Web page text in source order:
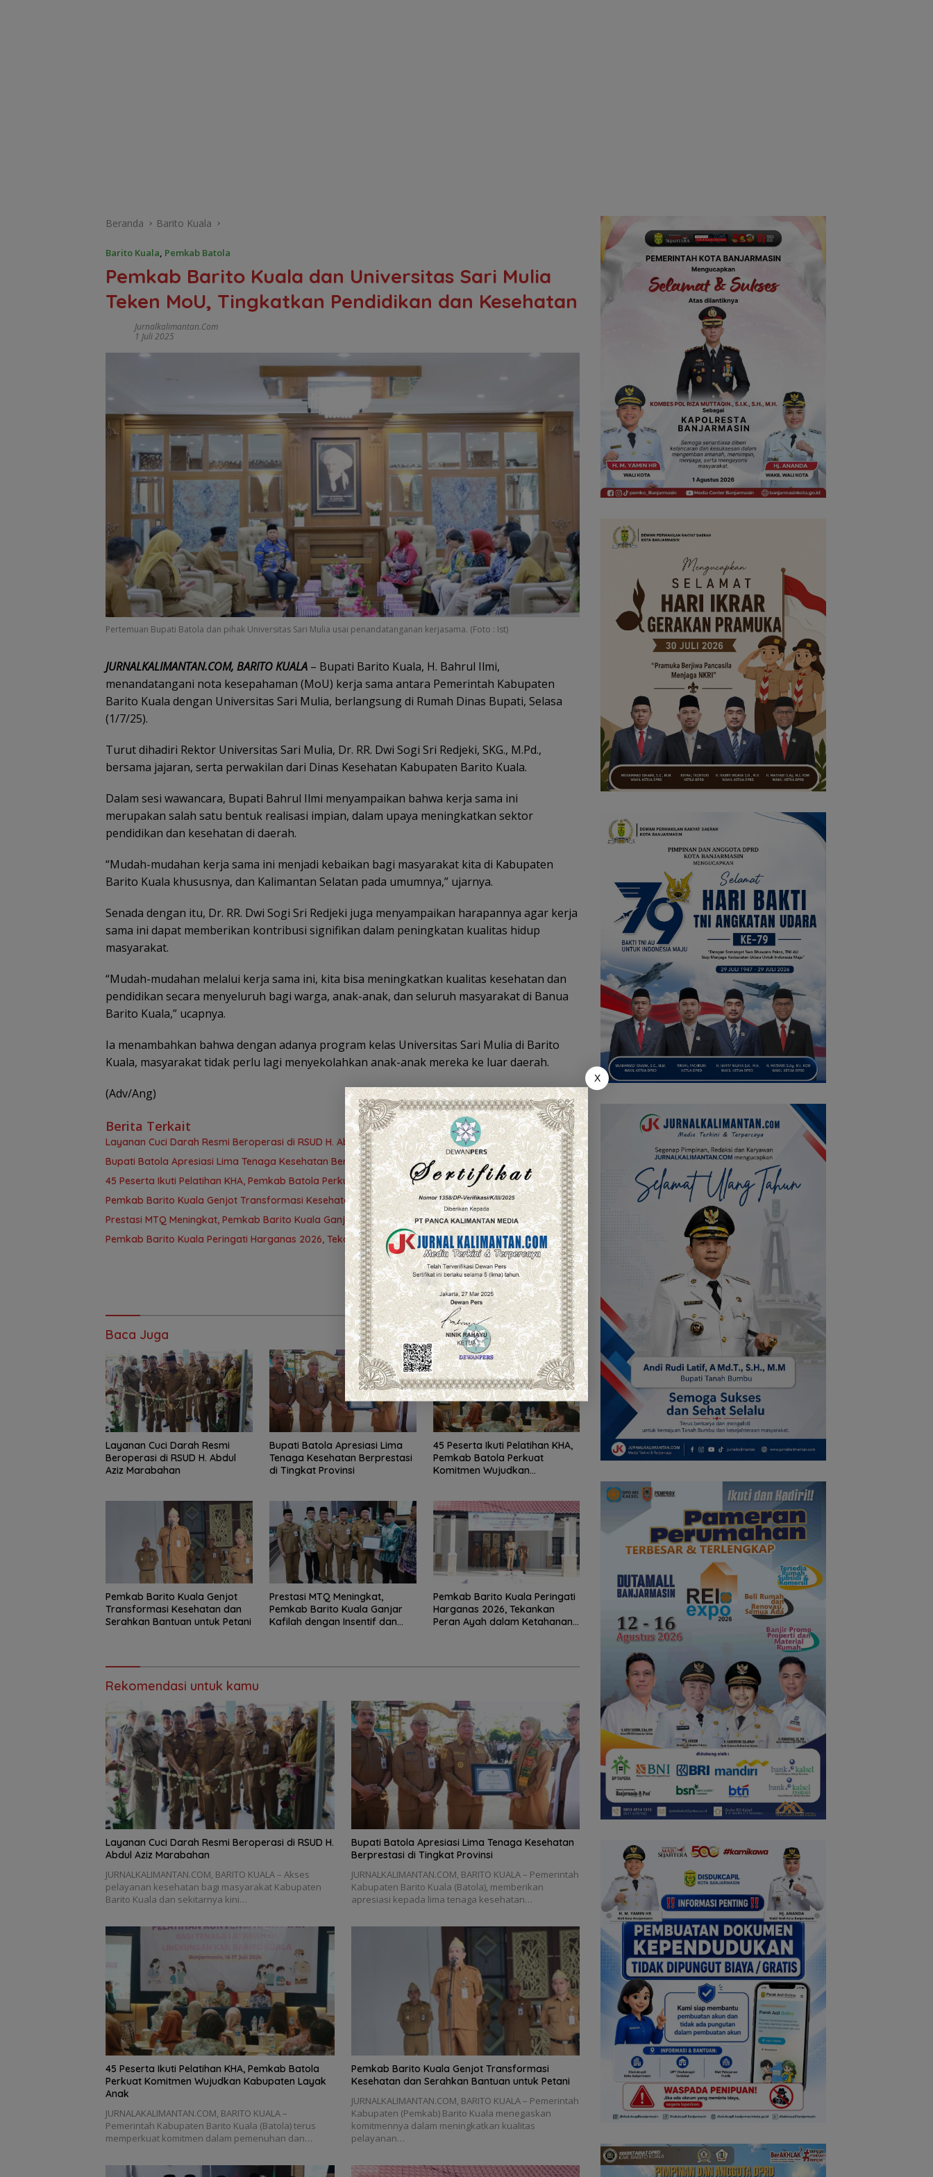
Beranda Barito Kuala
Barito Kuala, Pemkab Batola
Pemkab Barito Kuala dan Universitas Sari Mulia
Teken MoU, Tingkatkan Pendidikan dan Kesehatan
Jurnalkalimantan.com
1 Juli 2025
Pertemuan Bupati Batola dan pihak Universitas Sari Mulia usai penandatanganan kerjasama. (Foto : Ist)
JURNALKALIMANTAN.COM, BARITO KUALA – Bupati Barito Kuala, H. Bahrul Ilmi,
menandatangani nota kesepahaman (MoU) kerja sama antara Pemerintah Kabupaten
Barito Kuala dengan Universitas Sari Mulia, berlangsung di Rumah Dinas Bupati, Selasa
(1/7/25).
Turut dihadiri Rektor Universitas Sari Mulia, Dr. RR. Dwi Sogi Sri Redjeki, SKG., M.Pd.,
bersama jajaran, serta perwakilan dari Dinas Kesehatan Kabupaten Barito Kuala.
Dalam sesi wawancara, Bupati Bahrul Ilmi menyampaikan bahwa kerja sama ini
merupakan salah satu bentuk realisasi impian, dalam upaya meningkatkan sektor
pendidikan dan kesehatan di daerah.
“Mudah-mudahan kerja sama ini menjadi kebaikan bagi masyarakat kita di Kabupaten
Barito Kuala khususnya, dan Kalimantan Selatan pada umumnya,” ujarnya.
Senada dengan itu, Dr. RR. Dwi Sogi Sri Redjeki juga menyampaikan harapannya agar kerja
sama ini dapat memberikan kontribusi signifikan dalam peningkatan kualitas hidup
masyarakat.
“Mudah-mudahan melalui kerja sama ini, kita bisa meningkatkan kualitas kesehatan dan
pendidikan secara menyeluruh bagi warga, anak-anak, dan seluruh masyarakat di Banua
Barito Kuala,” ucapnya.
Ia menambahkan bahwa dengan adanya program kelas Universitas Sari Mulia di Barito
Kuala, masyarakat tidak perlu lagi menyekolahkan anak-anak mereka ke luar daerah.
(Adv/Ang)
Berita Terkait
Layanan Cuci Darah Resmi Beroperasi di RSUD H. Abdul Aziz Marabahan
Bupati Batola Apresiasi Lima Tenaga Kesehatan Berprestasi di Tingkat Provinsi
45 Peserta Ikuti Pelatihan KHA, Pemkab Batola Perkuat Komitmen Wujudkan Kabupaten Layak Anak
Pemkab Barito Kuala Genjot Transformasi Kesehatan dan Serahkan Bantuan untuk Petani
Prestasi MTQ Meningkat, Pemkab Barito Kuala Ganjar Kafilah dengan Insentif dan Bonus Umrah
Pemkab Barito Kuala Peringati Harganas 2026, Tekankan Peran Ayah dalam Ketahanan Keluarga
Baca Juga
Layanan Cuci Darah Resmi
Beroperasi di RSUD H. Abdul
Aziz Marabahan
Bupati Batola Apresiasi Lima
Tenaga Kesehatan Berprestasi
di Tingkat Provinsi
45 Peserta Ikuti Pelatihan KHA,
Pemkab Batola Perkuat
Komitmen Wujudkan
Pemkab Barito Kuala Genjot
Transformasi Kesehatan dan
Serahkan Bantuan untuk Petani
Prestasi MTQ Meningkat,
Pemkab Barito Kuala Ganjar
Kafilah dengan Insentif dan
Pemkab Barito Kuala Peringati
Harganas 2026, Tekankan
Peran Ayah dalam Ketahanan
Rekomendasi untuk kamu
Layanan Cuci Darah Resmi Beroperasi di RSUD H.
Abdul Aziz Marabahan
JURNALKALIMANTAN.COM, BARITO KUALA – Akses
pelayanan kesehatan bagi masyarakat Kabupaten
Barito Kuala dan sekitarnya kini…
Bupati Batola Apresiasi Lima Tenaga Kesehatan
Berprestasi di Tingkat Provinsi
JURNALKALIMANTAN.COM, BARITO KUALA – Pemerintah
Kabupaten Barito Kuala (Batola), memberikan
apresiasi kepada lima tenaga kesehatan…
45 Peserta Ikuti Pelatihan KHA, Pemkab Batola
Perkuat Komitmen Wujudkan Kabupaten Layak
Anak
JURNALAKALIMANTAN.COM, BARITO KUALA –
Pemerintah Kabupaten Barito Kuala (Batola) terus
memperkuat komitmen dalam pemenuhan dan…
Pemkab Barito Kuala Genjot Transformasi
Kesehatan dan Serahkan Bantuan untuk Petani
JURNALKALIMANTAN.COM, BARITO KUALA – Pemerintah
Kabupaten (Pemkab) Barito Kuala menegaskan
komitmennya dalam meningkatkan kualitas
pelayanan…
X